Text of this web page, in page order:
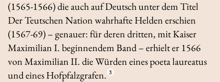
(1565-1566) die auch auf Deutsch unter dem Titel
Der Teutschen Nation wahrhafte Heldenerschien
(1567-69) – genauer: für deren dritten, mit Kaiser
Maximilian I. beginnendem Band – erhielt er 1566
von Maximilian II. die Würden einespoeta laureatus
und eines Hofpfalzgrafen. 3